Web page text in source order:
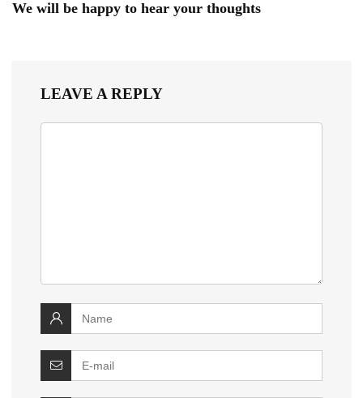
We will be happy to hear your thoughts
LEAVE A REPLY